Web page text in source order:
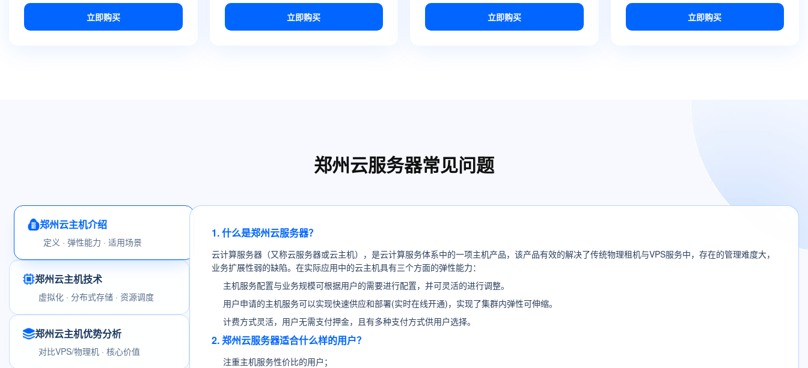
立即购买 立即购买 立即购买 立即购买
郑州云服务器常见问题
郑州云主机介绍
定义 · 弹性能力 · 适用场景
郑州云主机技术
虚拟化 · 分布式存储 · 资源调度
郑州云主机优势分析
对比VPS/物理机 · 核心价值
1. 什么是郑州云服务器？
云计算服务器（又称云服务器或云主机），是云计算服务体系中的一项主机产品，该产品有效的解决了传统物理租机与VPS服务中，存在的管理难度大，
业务扩展性弱的缺陷。在实际应用中的云主机具有三个方面的弹性能力：
主机服务配置与业务规模可根据用户的需要进行配置，并可灵活的进行调整。
用户申请的主机服务可以实现快速供应和部署(实时在线开通)，实现了集群内弹性可伸缩。
计费方式灵活，用户无需支付押金，且有多种支付方式供用户选择。
2. 郑州云服务器适合什么样的用户？
注重主机服务性价比的用户；